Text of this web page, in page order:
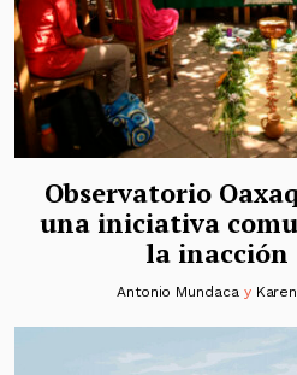
Observatorio
una iniciativa
la inacción
Antonio Mundacay